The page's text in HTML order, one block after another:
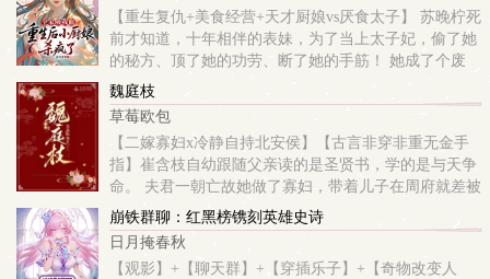
【重生复仇+美食经营+天才厨娘vs厌食太子】 苏晚柠死
前才知道，十年相伴的表妹，为了当上太子妃，偷了她
的秘方、顶了她的功劳、断了她的手筋！ 她成了个废
人，却还要被榨干所有价值，被污蔑偷卖宫廷秘方，被
活活鞭打致死！ 林雨薇却踩...
魏庭枝
草莓欧包
【二嫁寡妇x冷静自持北安侯】【古言非穿非重无金手
指】崔含枝自幼跟随父亲读的是圣贤书，学的是与天争
命。 夫君一朝亡故她做了寡妇，带着儿子在周府就差被
人拆干抹净，周旋三年后她毅然离府。 娘家势弱，那她
便寻一个更强势的！听闻北安侯年过三...
崩铁群聊：红黑榜镌刻英雄史诗
日月掩春秋
【观影】+【聊天群】+【穿插乐子】+【奇物改变人